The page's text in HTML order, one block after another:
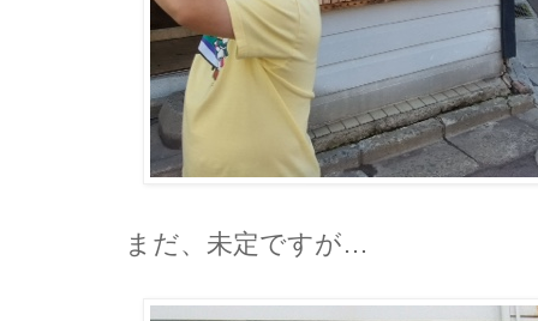
まだ、未定ですが…